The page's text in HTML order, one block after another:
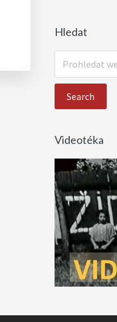
Hledat
r
h
e
a
t
w
e
b
Videotéka